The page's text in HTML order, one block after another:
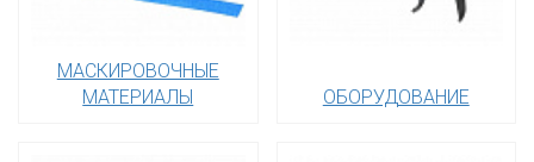
МАСКИРОВОЧНЫЕ
МАТЕРИАЛЫ
ОБОРУДОВАНИЕ